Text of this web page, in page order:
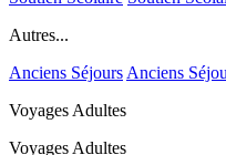
Autres...
Anciens Séjours Anciens
Voyages Adultes
Voyages Adultes